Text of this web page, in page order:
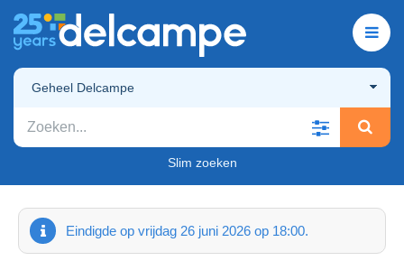
Geheel Delcampe
Slim zoeken
Eindigde op vrijdag 26 juni 2026 op 18:00.